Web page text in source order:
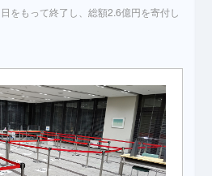
をもって終了し、総額2.6億円を寄付し